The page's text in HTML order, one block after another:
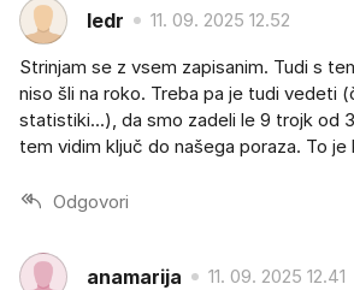
ledr 11. 09. 2025 12.52
Strinjam se z vsem zapisanim. Tudi s
niso šli na roko. Treba pa je tudi vedeti
statistiki...), da smo zadeli le 9 trojk od
tem vidim ključ do našega poraza. To je
Odgovori
anamarija 11. 09. 2025 12.41